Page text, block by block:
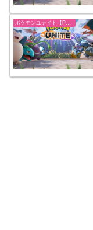
ポケモンユナイト【Pokémon UNITE】